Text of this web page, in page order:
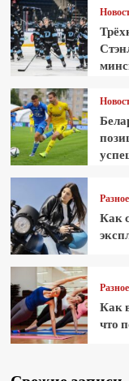
Разное
Как
Разное
Как
что